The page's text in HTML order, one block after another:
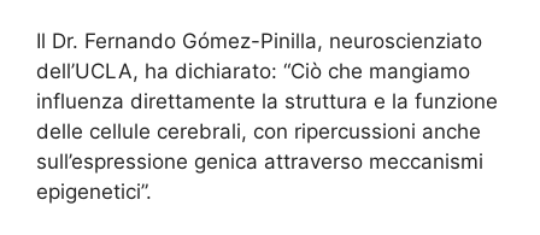
Il Dr. Fernando Gómez-Pinilla, neuroscienziato
dell’UCLA, ha dichiarato: “Ciò che mangiamo
influenza direttamente la struttura e la funzione
delle cellule cerebrali, con ripercussioni anche
sull’espressione genica attraverso meccanismi
epigenetici”.